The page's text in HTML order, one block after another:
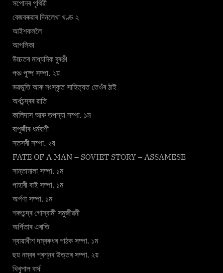
সপোনৰ পৃথিৱী
বেজবৰুৱাৰ দিনলেখা খণ্ড ২
আইশকললৈ
আগলিকা
উচ্চতৰ মাধ্যমিক বুৰঞ্জী
পঞ্চ পুষ্প সম্পা. ২য়
ভৱভূতি আৰু সংস্কৃত সাহিত্যত তেওঁৰ ঠাই
অর্ধচন্দ্ৰৰ রাতি
কালিদাস আৰু তপস্যা সম্পা. ১ম
বাপুজীৰ ধৰ্মবাণী
সতসৰী সম্পা. ২য়
FATE OF A MAN – SOVIET STORY – ASSAMESE
সান্তামালা সম্পা. ১ম
পাহাৰী বাই সম্পা. ১ম
অৰ্পণা সম্পা. ১ম
শৰৎচন্দ্ৰ গোস্বামী সমুজীৱনী
অৰ্পিতাৰ এৰাতি
ন্যায়াধীশ দম্বৰুধৰ পাঠক সম্পা. ১ম
ছয় নম্বৰ প্ৰশ্নৰ উত্তৰ সম্পা. ২য়
খিখুপাল বাৰ্ধ